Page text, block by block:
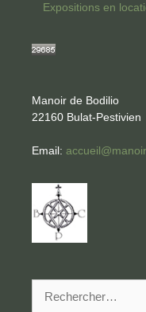
Expositions en
Manoir de Bodilio
22160 Bulat-Pestivien
Email: